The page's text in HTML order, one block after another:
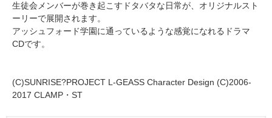
生徒会メンバーが巻き起こすドタバタな日常が、オリジナルスト
ーリーで展開されます。
アッシュフォード学園に通っているような感覚になれるドラマ
CDです。
(C)SUNRISE?PROJECT L-GEASS Character Design (C)2006-
2017 CLAMP・ST